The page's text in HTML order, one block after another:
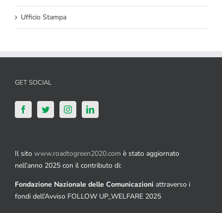
Ufficio Stampa
GET SOCIAL
Il sito www.roadtogreen2020.com è stato aggiornato
nell’anno 2025 con il contributo di:
Fondazione Nazionale delle Comunicazioni attraverso i
fondi dell’Avviso FOLLOW UP_WELFARE 2025